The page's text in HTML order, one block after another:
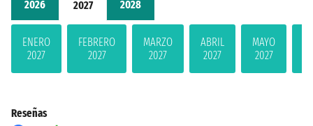
2026 2027 2028
ENERO
2027
FEBRERO
2027
MARZO
2027
ABRIL
2027
MAYO
2027
Reseñas